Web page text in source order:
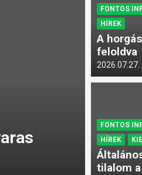
FONTOS
FONTOS
HÍREK
A
feloldva
2026.07.27.
FONTOS
HÍREK
tilalom